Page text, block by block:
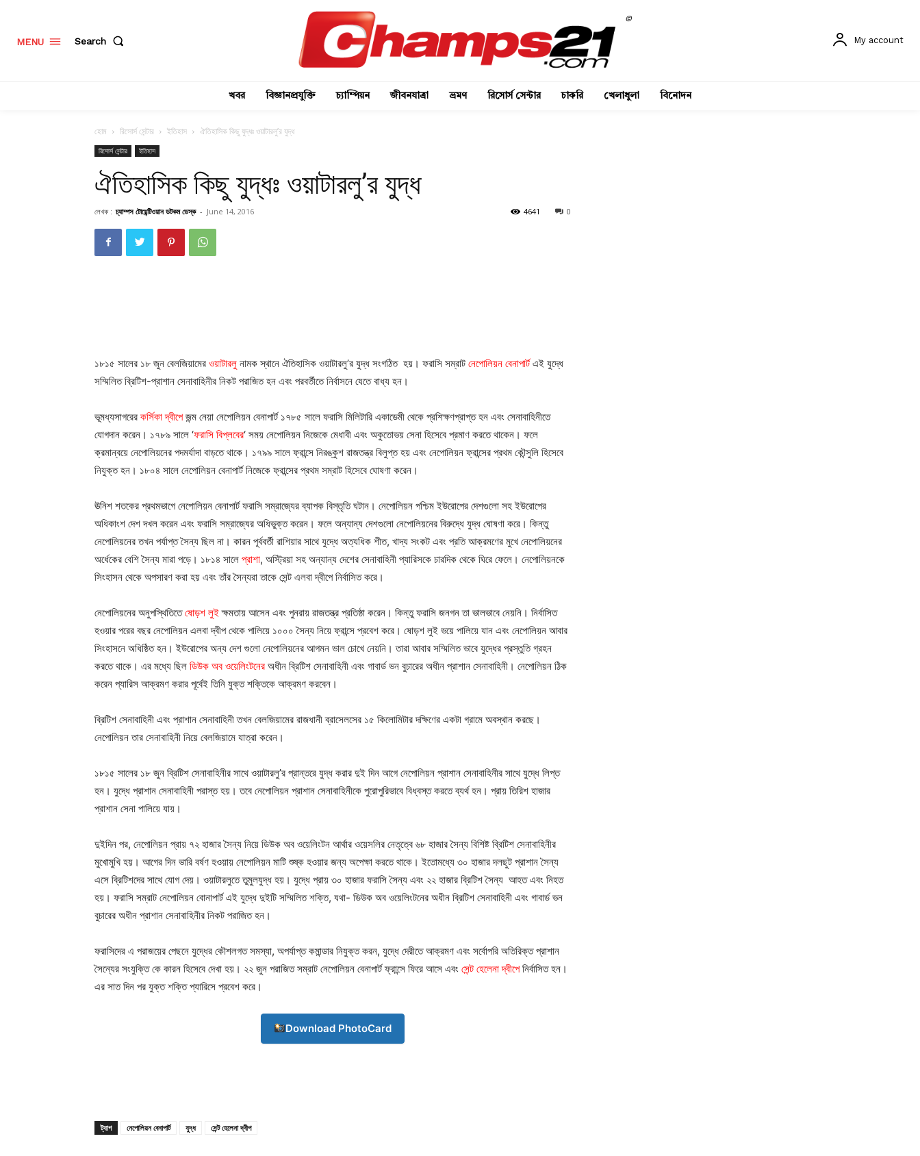
Company
MENU Search
©
My account
খবর বিজ্ঞানপ্রযুক্তি চ্যাম্পিয়ন জীবনযাত্রা ভ্রমণ রিসোর্স সেন্টার চাকরি খেলাধুলা বিনোদন
হোম রিসোর্স সেন্টার ইতিহাস ঐতিহাসিক কিছু যুদ্ধঃ ওয়াটারলু’র যুদ্ধ
রিসোর্স সেন্টার ইতিহাস
ঐতিহাসিক কিছু যুদ্ধঃ ওয়াটারলু’র যুদ্ধ
লেখক : চ্যাম্পস টোয়েন্টিওয়ান ডটকম ডেস্ক - June 14, 2016 0
4641
১৮১৫ সালের ১৮ জুন বেলজিয়ামের ওয়াটারলু নামক স্থানে ঐতিহাসিক ওয়াটারলু’র যুদ্ধ সংগঠিত হয়। ফরাসি সম্রাট নেপোলিয়ন বেনাপার্টএই যুদ্ধে
সম্মিলিত ব্রিটিশ-প্রাশান সেনাবাহিনীর নিকট পরাজিত হন এবং পরবর্তীতে নির্বাসনে যেতে বাধ্য হন।
ভূমধ্যসাগরের কর্সিকা দ্বীপেজন্ম নেয়া নেপোলিয়ন বেনাপার্ট ১৭৮৫ সালে ফরাসি মিলিটারি একাডেমী থেকে প্রশিক্ষণপ্রাপ্ত হন এবং সেনাবাহিনীতে
যোগদান করেন। ১৭৮৯ সালে ‘ফরাসি বিপ্লবের‘ সময় নেপোলিয়ন নিজেকে মেধাবী এবং অকুতোভয় সেনা হিসেবে প্রমাণ করতে থাকেন। ফলে
ক্রমান্বয়ে নেপোলিয়নের পদমর্যাদা বাড়তে থাকে। ১৭৯৯ সালে ফ্রান্সে নিরঙ্কুশ রাজতন্ত্র বিলুপ্ত হয় এবং নেপোলিয়ন ফ্রান্সের প্রথম কৌন্সুলি হিসেবে
নিযুক্ত হন। ১৮০৪ সালে নেপোলিয়ন বেনাপার্ট নিজেকে ফ্রান্সের প্রথম সম্রাট হিসেবে ঘোষণা করেন।
ঊনিশ শতকের প্রথমভাগে নেপোলিয়ন বেনাপার্ট ফরাসি সম্রাজ্যের ব্যাপক বিস্তৃতি ঘটান। নেপোলিয়ন পশ্চিম ইউরোপের দেশগুলো সহ ইউরোপের
অধিকাংশ দেশ দখল করেন এবং ফরাসি সম্রাজ্যের অধিভুক্ত করেন। ফলে অন্যান্য দেশগুলো নেপোলিয়নের বিরুদ্ধে যুদ্ধ ঘোষণা করে। কিন্তু
নেপোলিয়নের তখন পর্যাপ্ত সৈন্য ছিল না। কারন পূর্ববর্তী রাশিয়ার সাথে যুদ্ধে অত্যধিক শীত, খাদ্য সংকট এবং প্রতি আক্রমণের মুখে নেপোলিয়নের
অর্ধেকের বেশি সৈন্য মারা পড়ে। ১৮১৪ সালে প্রাশা, অস্ট্রিয়া সহ অন্যান্য দেশের সেনাবাহিনী প্যারিসকে চারদিক থেকে ঘিরে ফেলে। নেপোলিয়নকে
সিংহাসন থেকে অপসারণ করা হয় এবং তাঁর সৈন্যরা তাকে সেন্ট এলবা দ্বীপে নির্বাসিত করে।
নেপোলিয়নের অনুপস্থিতিতেষোড়শ লুইক্ষমতায় আসেন এবং পুনরায় রাজতন্ত্র প্রতিষ্ঠা করেন। কিন্তু ফরাসি জনগন তা ভালভাবে নেয়নি। নির্বাসিত
হওয়ার পরের বছর নেপোলিয়ন এলবা দ্বীপ থেকে পালিয়ে ১০০০ সৈন্য নিয়ে ফ্রান্সে প্রবেশ করে। ষোড়শ লুই ভয়ে পালিয়ে যান এবং নেপোলিয়ন আবার
সিংহাসনে অধিষ্ঠিত হন। ইউরোপের অন্য দেশ গুলো নেপোলিয়নের আগমন ভাল চোখে নেয়নি। তারা আবার সম্মিলিত ভাবে যুদ্ধের প্রস্তুতি গ্রহন
করতে থাকে। এর মধ্যে ছিল ডিউক অব ওয়েলিংটনের অধীন ব্রিটিশ সেনাবাহিনী এবং গাবার্ড ভন বুচারের অধীন প্রাশান সেনাবাহিনী। নেপোলিয়ন ঠিক
করেন প্যারিস আক্রমণ করার পূর্বেই তিনি যুক্ত শক্তিকে আক্রমণ করবেন।
ব্রিটিশ সেনাবাহিনী এবং প্রাশান সেনাবাহিনী তখন বেলজিয়ামের রাজধানী ব্রাসেলসের ১৫ কিলোমিটার দক্ষিণের একটা গ্রামে অবস্থান করছে।
নেপোলিয়ন তার সেনাবাহিনী নিয়ে বেলজিয়ামে যাত্রা করেন।
১৮১৫ সালের ১৮ জুন ব্রিটিশ সেনাবাহিনীর সাথে ওয়াটারলু’র প্রান্তরে যুদ্ধ করার দুই দিন আগে নেপোলিয়ন প্রাশান সেনাবাহিনীর সাথে যুদ্ধে লিপ্ত
হন। যুদ্ধে প্রাশান সেনাবাহিনী পরাস্ত হয়। তবে নেপোলিয়ন প্রাশান সেনাবাহিনীকে পুরোপুরিভাবে বিধ্বস্ত করতে ব্যর্থ হন। প্রায় তিরিশ হাজার
প্রাশান সেনা পালিয়ে যায়।
দুইদিন পর, নেপোলিয়ন প্রায় ৭২ হাজার সৈন্য নিয়ে ডিউক অব ওয়েলিংটন আর্থার ওয়েসলির নেতৃত্বে ৬৮ হাজার সৈন্য বিশিষ্ট ব্রিটিশ সেনাবাহিনীর
মুখোমুখি হয়। আগের দিন ভারি বর্ষণ হওয়ায় নেপোলিয়ন মাটি শুষ্ক হওয়ার জন্য অপেক্ষা করতে থাকে। ইতোমধ্যে ৩০ হাজার দলছুট প্রাশান সৈন্য
এসে ব্রিটিশদের সাথে যোগ দেয়। ওয়াটারলুতে তুমুলযুদ্ধ হয়। যুদ্ধে প্রায় ৩০ হাজার ফরাসি সৈন্য এবং ২২ হাজার ব্রিটিশ সৈন্য আহত এবং নিহত
হয়। ফরাসি সম্রাট নেপোলিয়ন বোনাপার্ট এই যুদ্ধে দুইটি সম্মিলিত শক্তি, যথা- ডিউক অব ওয়েলিংটনের অধীন ব্রিটিশ সেনাবাহিনী এবং গাবার্ড ভন
বুচারের অধীন প্রাশান সেনাবাহিনীর নিকট পরাজিত হন।
ফরাসিদের এ পরাজয়ের পেছনে যুদ্ধের কৌশলগত সমস্যা, অপর্যাপ্ত কমান্ডার নিযুক্ত করন, যুদ্ধে দেরীতে আক্রমণ এবং সর্বোপরি অতিরিক্তপ্রাশান
সৈন্যের সংযুক্তি কে কারন হিসেবে দেখা হয়। ২২ জুন পরাজিত সম্রাট নেপোলিয়ন বেনাপার্ট ফ্রান্সে ফিরে আসে এবং সেন্ট হেলেনা দ্বীপেনির্বাসিত হন।
এর সাত দিন পর যুক্ত শক্তি প্যারিসে প্রবেশ করে।
Download PhotoCard
ট্যাগ নেপোলিয়ন বেনাপার্ট যুদ্ধ সেন্ট হেলেনা দ্বীপ